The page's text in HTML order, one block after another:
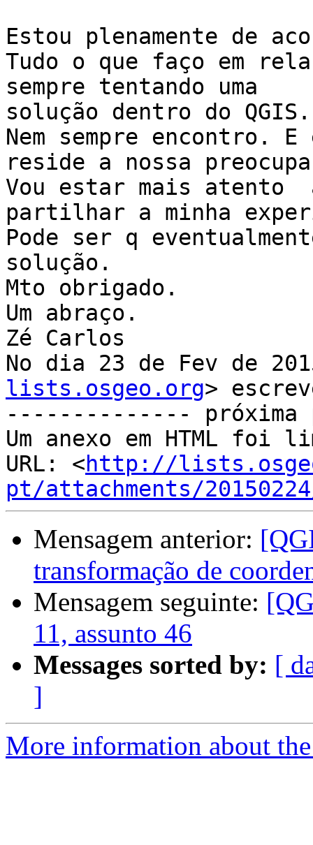
Estou plenamente de
Tudo o que faço em
sempre tentando uma
solução dentro do QGIS.
Nem sempre encontro.
reside a nossa
Vou estar mais atento
partilhar a minha
Pode ser q
solução.
Mto obrigado.
Um abraço.
Zé Carlos
No dia 23 de Fev de
lists.osgeo.org>
--------------
Um anexo em HTML foi
URL: <http://
pt/attachments/
Mensagem anterior:
transformação de
Mensagem seguinte:
11, assunto 46
Messages sorted by: [
]
More information about